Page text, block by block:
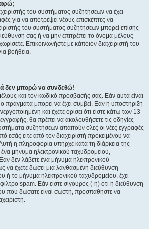
του συστήματος συζητήσεων να έχει
για να αποτρέψει νέους επισκέπτες να
του συστήματος συζητήσεων μπορεί επίσης
σας ή να μην επιτρέπει το όνομα μέλους
Επικοινωνήστε με κάποιον διαχειριστή του
βοήθεια.
δεν μπορώ να συνδεθώ!
και τον κωδικό πρόσβασής σας. Εάν αυτά είναι
πράγματα μπορεί να έχει συμβεί. Εάν η υποστήριξη
και έχετε ορίσει ότι είστε κάτω των 13
θα πρέπει να ακολουθήσετε τις οδηγίες
συζητήσεων απαιτούν όλες οι νέες εγγραφές
εσάς είτε από τον διαχειριστή προκειμένου να
η πληροφορία υπήρχε κατά τη διάρκεια της
ένα μήνυμα ηλεκτρονικού ταχυδρομείου,
δεν λάβετε ένα μήνυμα ηλεκτρονικού
να έχετε δώσει μια λανθασμένη διεύθυνση
ή το μήνυμα ηλεκτρονικού ταχυδρομείου, έχει
spam. Εάν είστε σίγουρος (-η) ότι η διεύθυνση
που δώσατε είναι σωστή, προσπαθήστε να